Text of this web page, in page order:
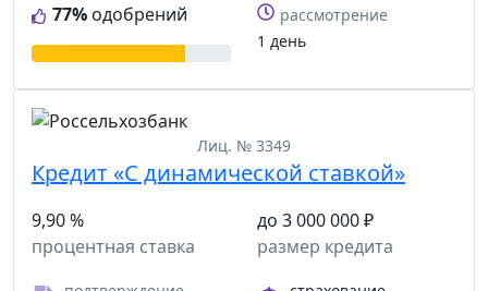
77% одобрений
рассмотрение
1 день
Лиц. № 3349
Кредит «С динамической ставкой»
9,90 %
процентная ставка
до 3 000 000 ₽
размер кредита